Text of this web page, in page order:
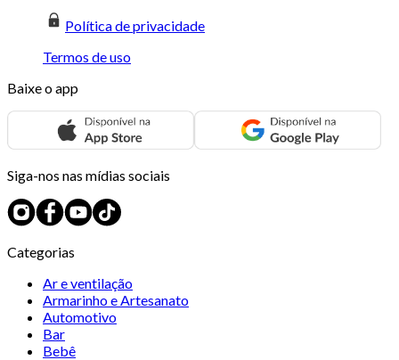
Política de privacidade
Termos de uso
Baixe o app
Siga-nos nas mídias sociais
Categorias
Ar e ventilação
Armarinho e Artesanato
Automotivo
Bar
Bebê